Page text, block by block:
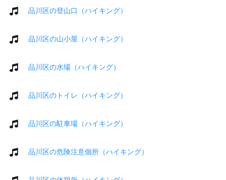
品川区の登山口（ハイキング）
品川区の山小屋（ハイキング）
品川区の水場（ハイキング）
品川区のトイレ（ハイキング）
品川区の駐車場（ハイキング）
品川区の危険注意個所（ハイキング）